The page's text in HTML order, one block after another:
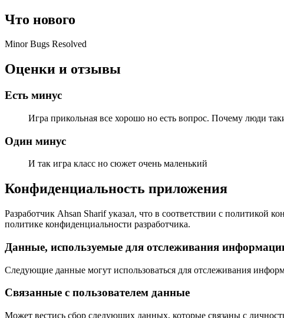
Что нового
Minor Bugs Resolved
Оценки и отзывы
Есть минус
Игра прикольная все хорошо но есть вопрос. Почему люди
Один минус
И так игра класс но сюжет очень маленький
Конфиденциальность приложения
Разработчик Ahsan Sharif указал, что в соответствии с политикой
политике конфиденциальности разработчика.
Данные, используе­мые для отслежи­вания
Следующие данные могут использоваться для отслеживания
Связанные с пользова­телем данные
Может вестись сбор следующих данных, которые связаны с